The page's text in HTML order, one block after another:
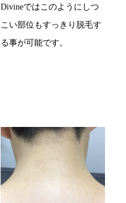
Divineではこのようにしつ
こい部位もすっきり脱毛す
る事が可能です。